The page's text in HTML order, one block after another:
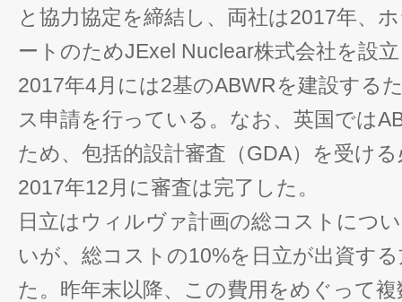
と協力協定を締結し、両社は2017年、
ートのためJExel Nuclear株式会社を設
2017年4月には2基のABWRを建設する
ス申請を行っている。なお、英国では
ため、包括的設計審査（GDA）を受け
2017年12月に審査は完了した。
日立はウィルヴァ計画の総コストにつ
いが、総コストの10%を日立が出資す
た。昨年末以降、この費用をめぐって